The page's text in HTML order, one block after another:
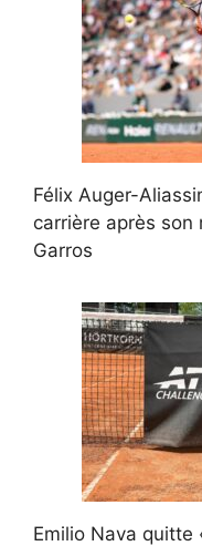
Félix Auger-
carrière après son
Garros
Emilio Nava quitte